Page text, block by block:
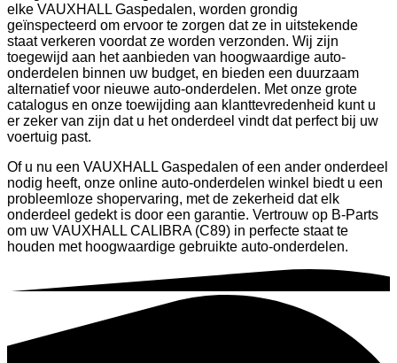
elke VAUXHALL Gaspedalen, worden grondig
geïnspecteerd om ervoor te zorgen dat ze in uitstekende
staat verkeren voordat ze worden verzonden. Wij zijn
toegewijd aan het aanbieden van hoogwaardige auto-
onderdelen binnen uw budget, en bieden een duurzaam
alternatief voor nieuwe auto-onderdelen. Met onze grote
catalogus en onze toewijding aan klanttevredenheid kunt u
er zeker van zijn dat u het onderdeel vindt dat perfect bij uw
voertuig past.
Of u nu een VAUXHALL Gaspedalen of een ander onderdeel
nodig heeft, onze online auto-onderdelen winkel biedt u een
probleemloze shopervaring, met de zekerheid dat elk
onderdeel gedekt is door een garantie. Vertrouw op B-Parts
om uw VAUXHALL CALIBRA (C89) in perfecte staat te
houden met hoogwaardige gebruikte auto-onderdelen.